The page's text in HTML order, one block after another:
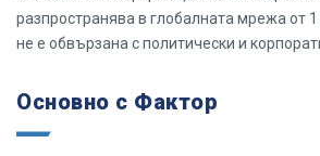
разпространява в глобалната мрежа от
не е обвързана с политически и
Основно с Фактор